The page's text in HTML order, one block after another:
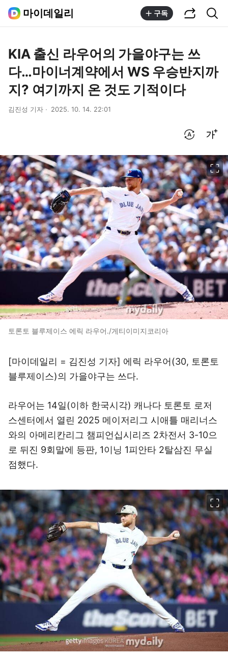
마이데일리 구독
KIA 출신 라우어의 가을야구는 쓰
다…마이너계약에서 WS 우승반지까
지? 여기까지 온 것도 기적이다
김진성 기자 2025. 10. 14. 22:01
토론토 블루제이스 에릭 라우어./게티이미지코리아
[마이데일리 = 김진성 기자] 에릭 라우어(30, 토론토
블루제이스)의 가을야구는 쓰다.
라우어는 14일(이하 한국시각) 캐나다 토론토 로저
스센터에서 열린 2025 메이저리그 시애틀 매리너스
와의 아메리칸리그 챔피언십시리즈 2차전서 3-10으
로 뒤진 9회말에 등판, 1이닝 1피안타 2탈삼진 무실
점했다.